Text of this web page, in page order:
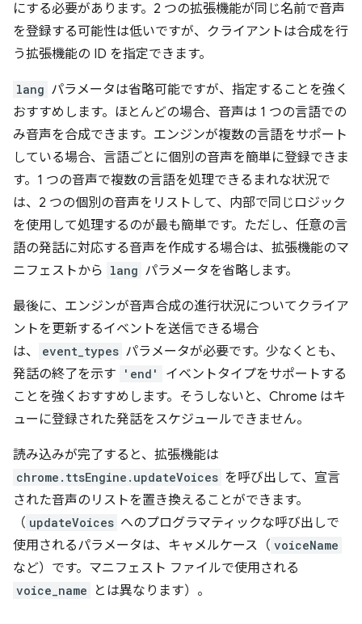
にする必要があります。2 つの拡張機能が同じ名前で音声
を登録する可能性は低いですが、クライアントは合成を行
う拡張機能の ID を指定できます。
lang パラメータは省略可能ですが、指定することを強く
おすすめします。ほとんどの場合、音声は 1 つの言語での
み音声を合成できます。エンジンが複数の言語をサポート
している場合、言語ごとに個別の音声を簡単に登録できま
す。1 つの音声で複数の言語を処理できるまれな状況で
は、2 つの個別の音声をリストして、内部で同じロジック
を使用して処理するのが最も簡単です。ただし、任意の言
語の発話に対応する音声を作成する場合は、拡張機能のマ
ニフェストから lang パラメータを省略します。
最後に、エンジンが音声合成の進行状況についてクライア
ントを更新するイベントを送信できる場合
は、
event_types パラメータが必要です。少なくとも、
発話の終了を示す
'end'
イベントタイプをサポートする
ことを強くおすすめします。そうしないと、Chrome はキ
ューに登録された発話をスケジュールできません。
読み込みが完了すると、拡張機能は
chrome.ttsEngine.updateVoices を呼び出して、宣言
された音声のリストを置き換えることができます。
（ updateVoices へのプログラマティックな呼び出しで
使用されるパラメータは、キャメルケース（ voiceName
など）です。マニフェスト ファイルで使用される
voice_name とは異なります）。